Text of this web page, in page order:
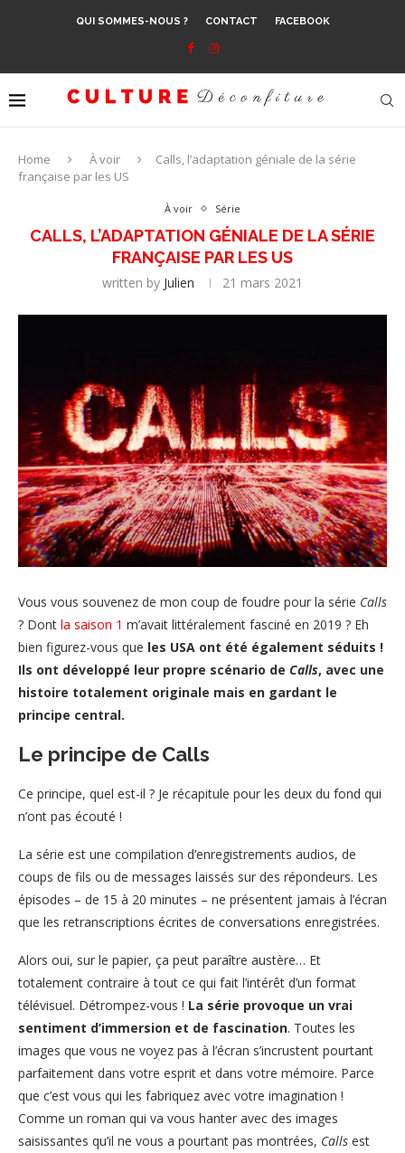
QUI SOMMES-NOUS ? CONTACT FACEBOOK
Home À voir
Calls, l’adaptation géniale de la série
française par les US
À voir Série
CALLS, L’ADAPTATION GÉNIALE DE LA SÉRIE
FRANÇAISE PAR LES US
written by Julien 21 mars 2021
Vous vous souvenez de mon coup de foudre pour la série Calls
? Dont la saison 1 m’avait littéralement fasciné en 2019 ? Eh
bien figurez-vous que les USA ont été également séduits !
Ils ont développé leur propre scénario de Calls, avec une
histoire totalement originale mais en gardant le
principe central.
Le principe de Calls
Ce principe, quel est-il ? Je récapitule pour les deux du fond qui
n’ont pas écouté !
La série est une compilation d’enregistrements audios, de
coups de fils ou de messages laissés sur des répondeurs. Les
épisodes – de 15 à 20 minutes – ne présentent jamais à l’écran
que les retranscriptions écrites de conversations enregistrées.
Alors oui, sur le papier, ça peut paraître austère… Et
totalement contraire à tout ce qui fait l’intérêt d’un format
télévisuel. Détrompez-vous ! La série provoque un vrai
sentiment d’immersion et de fascination. Toutes les
images que vous ne voyez pas à l’écran s’incrustent pourtant
parfaitement dans votre esprit et dans votre mémoire. Parce
que c’est vous qui les fabriquez avec votre imagination !
Comme un roman qui va vous hanter avec des images
saisissantes qu’il ne vous a pourtant pas montrées, Calls est